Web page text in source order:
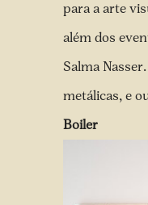
para a arte
além dos
Salma Nasser.
metálicas, e
Boiler